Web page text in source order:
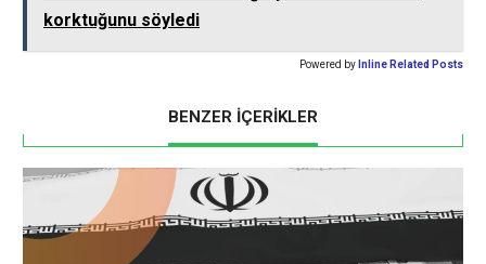
korktuğunu söyledi
Powered by Inline Related Posts
BENZER İÇERİKLER